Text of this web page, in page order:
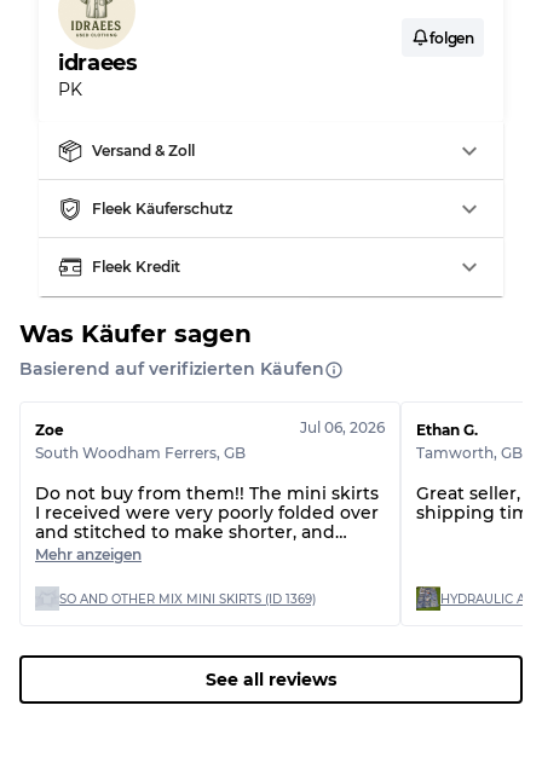
Note C
Aufteilung für gemischte Ratios
Note AB
70% A, 30% B
Note BC
60% B, 40% C
Note ABC
30% A, 40% B, 30% C
idraees
PK
folgen
Versand & Zoll
Fleek Käuferschutz
Fleek Kredit
Was Käufer sagen
Basierend auf verifizierten Käufen
Zoe
South Woodham Ferrers, GB
Jul 06, 2026
Do not buy from them!! The mini skirts
I received were very poorly folded over
and stitched to make shorter, and
there are huge stains on 2 of the skirts,
which are un-washable!! The customer
service to resolve this issue is
absolutely horrific, saying the quality is
when my reselling could be effective
with bad reviews! I will never be
buying from them again! AVOID!!!!
Mehr anzeigen
SO AND OTHER MIX MINI SKIRTS (ID 1369)
Ethan G.
Tamworth, GB
Great seller,
shipping time
See all reviews